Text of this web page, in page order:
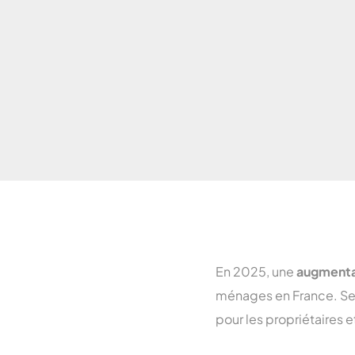
En 2025, une
ménages en France.
pour les propriétaires